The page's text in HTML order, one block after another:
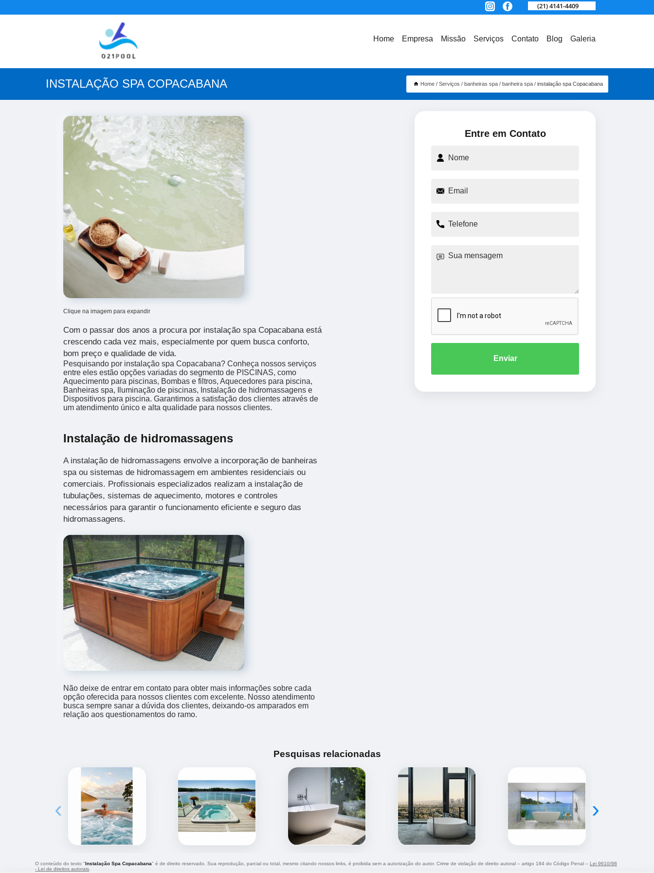
(21) 4141-4409
Home Empresa Missão Serviços Contato Blog Galeria
INSTALAÇÃO SPA COPACABANA Home Serviços banheiras spa banheira spa instalação spa Copacabana
Clique na imagem para expandir
Com o passar dos anos a procura por instalação spa Copacabana está
crescendo cada vez mais, especialmente por quem busca conforto,
bom preço e qualidade de vida.
Pesquisando por instalação spa Copacabana? Conheça nossos serviços
entre eles estão opções variadas do segmento de PISCINAS, como
Aquecimento para piscinas, Bombas e filtros, Aquecedores para piscina,
Banheiras spa, Iluminação de piscinas, Instalação de hidromassagens e
Dispositivos para piscina. Garantimos a satisfação dos clientes através de
um atendimento único e alta qualidade para nossos clientes.
Instalação de hidromassagens
A instalação de hidromassagens envolve a incorporação de banheiras
spa ou sistemas de hidromassagem em ambientes residenciais ou
comerciais. Profissionais especializados realizam a instalação de
tubulações, sistemas de aquecimento, motores e controles
necessários para garantir o funcionamento eficiente e seguro das
hidromassagens.
Não deixe de entrar em contato para obter mais informações sobre cada
opção oferecida para nossos clientes com excelente. Nosso atendimento
busca sempre sanar a dúvida dos clientes, deixando-os amparados em
relação aos questionamentos do ramo.
Entre em Contato
Enviar
Pesquisas relacionadas
‹ ›
O conteúdo do texto "Instalação Spa Copacabana" é de direito reservado. Sua reprodução, parcial ou total, mesmo citando nossos links, é proibida sem a autorização do autor. Crime de violação de direito autoral – artigo 184 do Código Penal – Lei 9610/98
- Lei de direitos autorais.